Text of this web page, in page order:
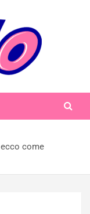
come